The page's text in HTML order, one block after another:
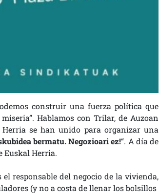
construir una fuerza política que
Hablamos con Trilar, de Auzoan
se han unido para organizar una
bermatu. Negozioari ez!“. A día de
Euskal Herria.
responsable del negocio de la vivienda,
(y no a costa de llenar los bolsillos